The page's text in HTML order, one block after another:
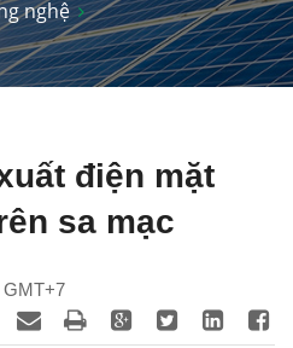
nghệ
điện mặt
sa mạc
GMT+7